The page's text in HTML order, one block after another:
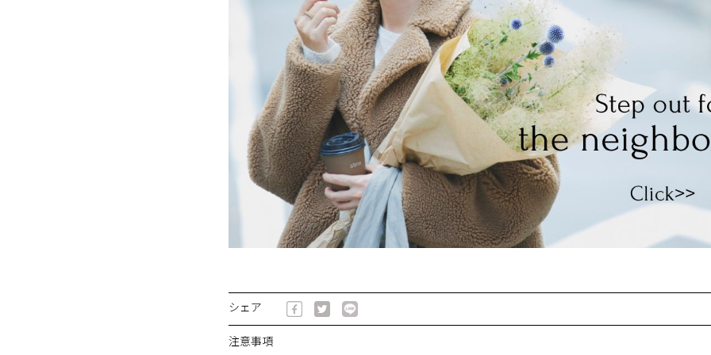
シェア
注意事項